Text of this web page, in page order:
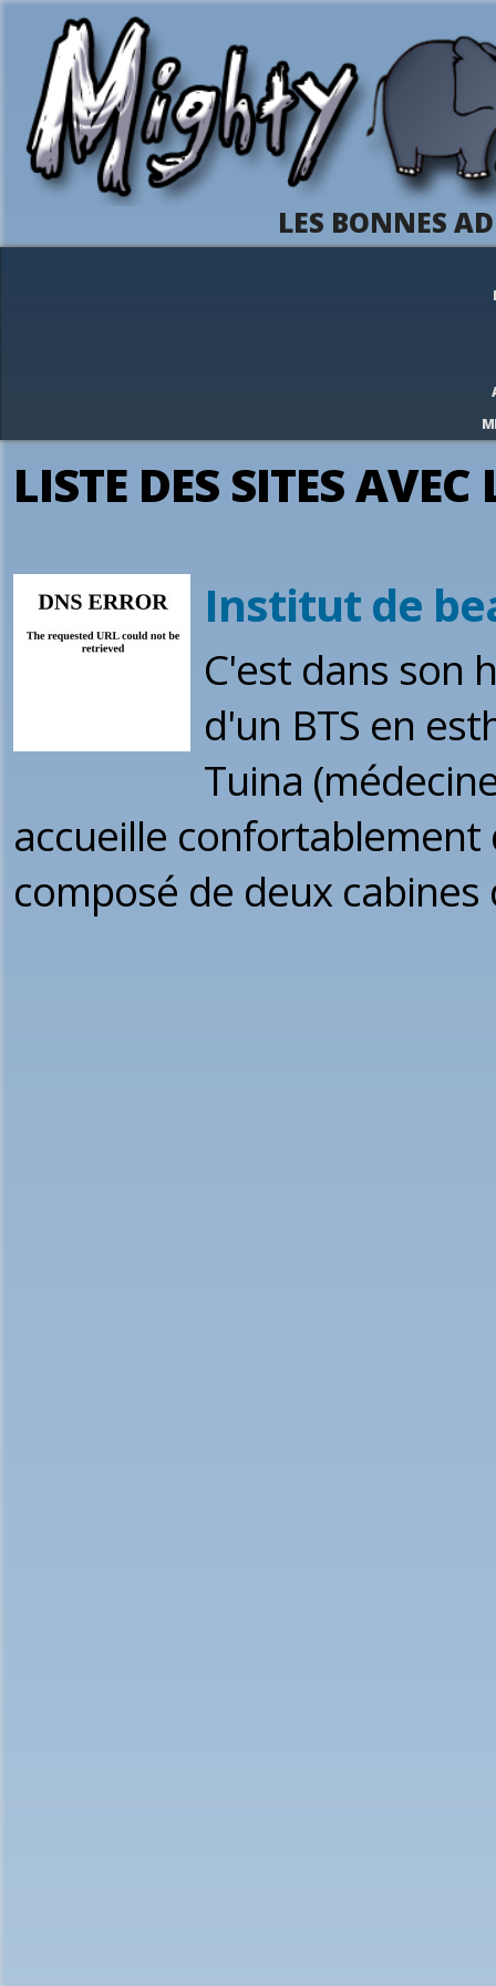
LES BONNES
LISTE DES SITES
Institut de
C'est dans son
d'un BTS en
Tuina
accueille
composé de deux cabines